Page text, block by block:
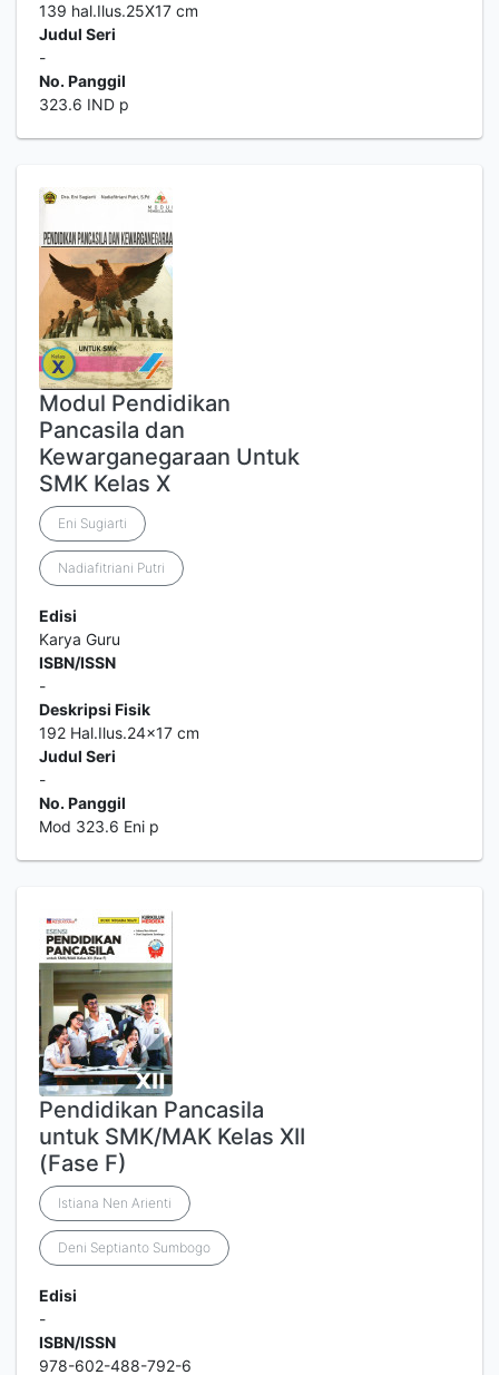
139 hal.Ilus.25X17 cm
Judul Seri
-
No. Panggil
323.6 IND p
Modul Pendidikan
Pancasila dan
Kewarganegaraan Untuk
SMK Kelas X
Eni Sugiarti
Nadiafitriani Putri
Edisi
Karya Guru
ISBN/ISSN
-
Deskripsi Fisik
192 Hal.Ilus.24x17 cm
Judul Seri
-
No. Panggil
Mod 323.6 Eni p
Pendidikan Pancasila
untuk SMK/MAK Kelas XII
(Fase F)
Istiana Nen Arienti
Deni Septianto Sumbogo
Edisi
-
ISBN/ISSN
978-602-488-792-6